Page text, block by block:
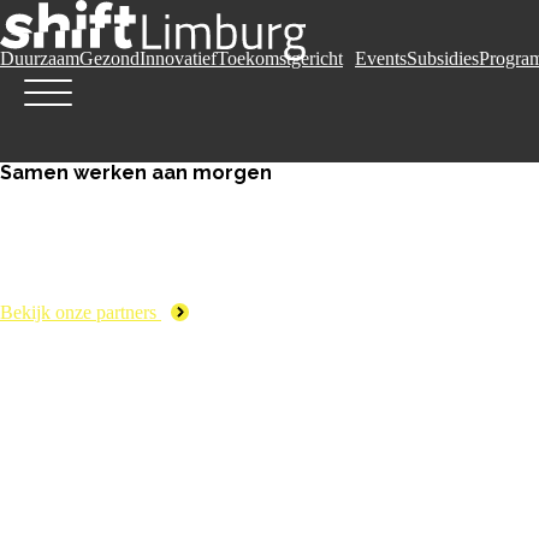
DuurzaamGezondInnovatiefToekomstgericht EventsSubsidies
Samen werken aan morgen
Bekijk onze partners